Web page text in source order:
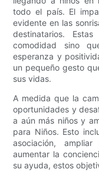
todo el país. El
evidente en las
destinatarios.
comodidad sino
esperanza y
un pequeño gesto
sus vidas.
A medida que la
oportunidades y
a aún más niños y
para Niños. Esto
asociación,
aumentar la
su ayuda, estos